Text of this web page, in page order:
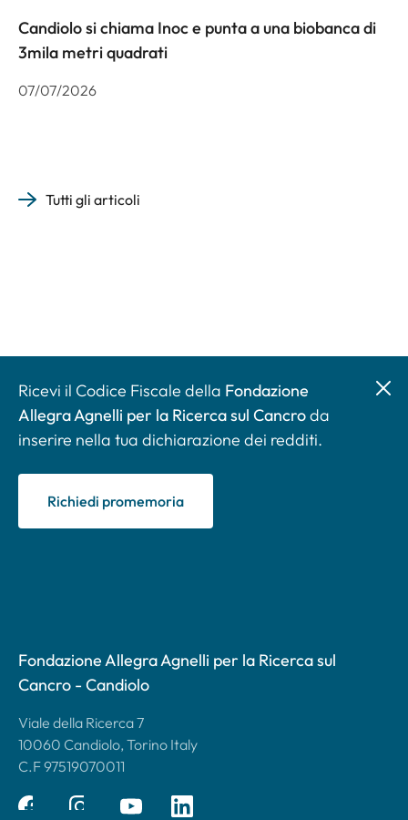
Candiolo si chiama Inoc e punta a una biobanca di
3mila metri quadrati
07/07/2026
Tutti gli articoli
Ricevi il Codice Fiscale della Fondazione
Allegra Agnelli per la Ricerca sul Cancroda
inserire nella tua dichiarazione dei redditi.
Richiedi promemoria
Fondazione Allegra Agnelli per la Ricerca sul
Cancro - Candiolo
Viale della Ricerca 7
10060 Candiolo, Torino Italy
C.F 97519070011